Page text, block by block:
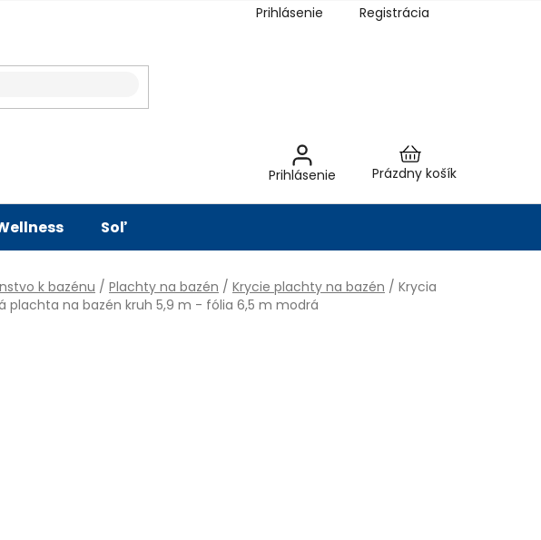
Prihlásenie Registrácia
Prihlásenie
Nákupný
Prázdny košík
Soľ
k bazénu / Plachty na bazén / Krycie plachty na bazén / Krycia
plachta na bazén kruh 5,9 m - fólia 6,5 m modrá